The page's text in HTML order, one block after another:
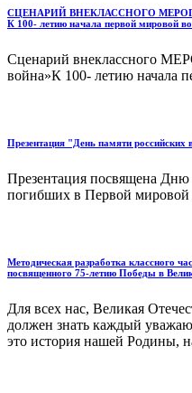
СЦЕНАРИЙ ВНЕКЛАССНОГО
К 100- летию начала первой мировой
Сценарий внеклассного
война»К 100- летию начала
Презентация "День памяти
Презентация посвящена
погибших в Первой мировой
Методическая разработка классного
посвященного 75-летию Победы в
Для всех нас, Великая
должен знать каждый
это история нашей Родины,